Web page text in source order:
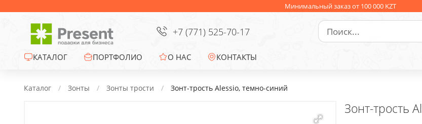
Минимальный заказ от 100 000 KZT
+7 (771) 525-70-17
КАТАЛОГ
Офисные сувениры
Зонты
Промо-сувениры
ПОРТФОЛИО О НАС КОНТАКТЫ
Каталог Зонты Зонты трости Зонт-трость Alessio, темно-синий
Зонт-трость